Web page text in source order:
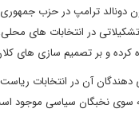
دونالد ترامپ در حزب
در انتخابات های
کرده و بر تصمیم سازی های
دهندگان آن در انتخابات
سوی نخبگان سیاسی موجود